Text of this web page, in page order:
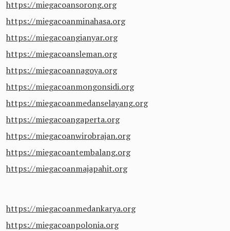
https://miegacoansorong.org
https://miegacoanminahasa.org
https://miegacoangianyar.org
https://miegacoansleman.org
https://miegacoannagoya.org
https://miegacoanmongonsidi.org
https://miegacoanmedanselayang.org
https://miegacoangaperta.org
https://miegacoanwirobrajan.org
https://miegacoantembalang.org
https://miegacoanmajapahit.org
https://miegacoanmedankarya.org
https://miegacoanpolonia.org